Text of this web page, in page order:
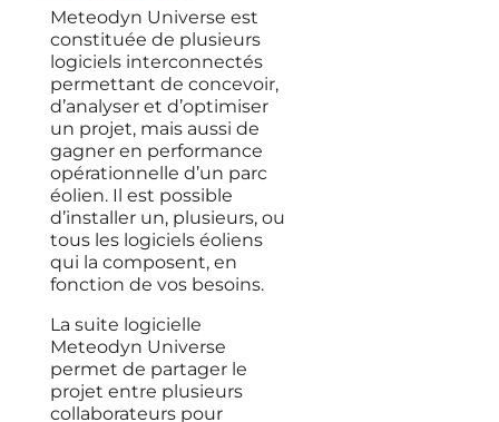
Meteodyn Universe est
constituée de plusieurs
logiciels interconnectés
permettant de concevoir,
d’analyser et d’optimiser
un projet, mais aussi de
gagner en performance
opérationnelle d’un parc
éolien. Il est possible
d’installer un, plusieurs, ou
tous les logiciels éoliens
qui la composent, en
fonction de vos besoins.
La suite logicielle
Meteodyn Universe
permet de partager le
projet entre plusieurs
collaborateurs pour